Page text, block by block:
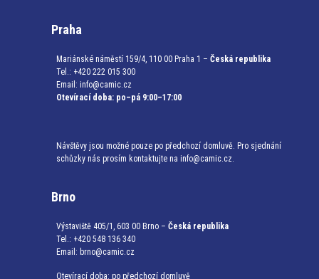
Praha
Mariánské náměstí 159/4, 110 00 Praha 1 – Česká republika
Tel.: +420 222 015 300
Email: info@camic.cz
Otevírací doba: po–pá 9:00–17:00
Návštěvy jsou možné pouze po předchozí domluvě. Pro sjednání
schůzky nás prosím kontaktujte na info@camic.cz.
Brno
Výstaviště 405/1, 603 00 Brno – Česká republika
Tel.: +420 548 136 340
Email: brno@camic.cz
Otevírací doba: po předchozí domluvě